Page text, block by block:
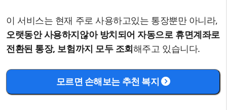
이 서비스는 현재 주로 사용하고있는 통장뿐만 아니라,
오랫동안 사용하지않아 방치되어 자동으로 휴면계좌로
전환된 통장, 보험까지 모두 조회해주고 있습니다.
모르면 손해보는 추천 복지